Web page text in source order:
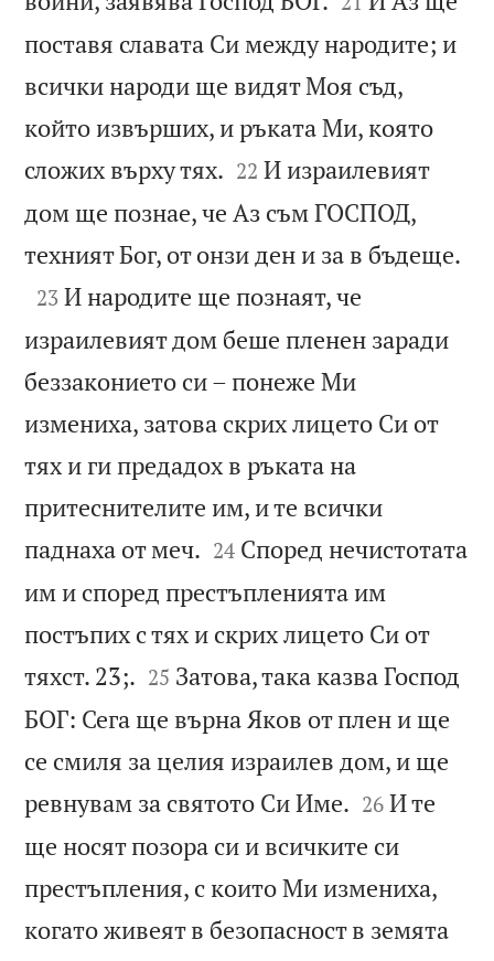
поставя славата Си между народите; и
всички народи ще видят Моя съд,
който извърших, и ръката Ми, която
сложих върху тях. 

22 И израилевият
дом ще познае, че Аз съм ГОСПОД,
техният Бог, от онзи ден и за в бъдеще.

23 И народите ще познаят, че
израилевият дом беше пленен заради
беззаконието си – понеже Ми
измениха, затова скрих лицето Си от
тях и ги предадох в ръката на
притеснителите им, и те всички
паднаха от меч. 

24 Според нечистотата
им и според престъпленията им
постъпих с тях и скрих лицето Си от
тяхст. 23;. 

25 Затова, така казва Господ
БОГ: Сега ще върна Яков от плен и ще
се смиля за целия израилев дом, и ще
ревнувам за святото Си Име. 

26 И те
ще носят позора си и всичките си
престъпления, с които Ми измениха,
когато живеят в безопасност в земята